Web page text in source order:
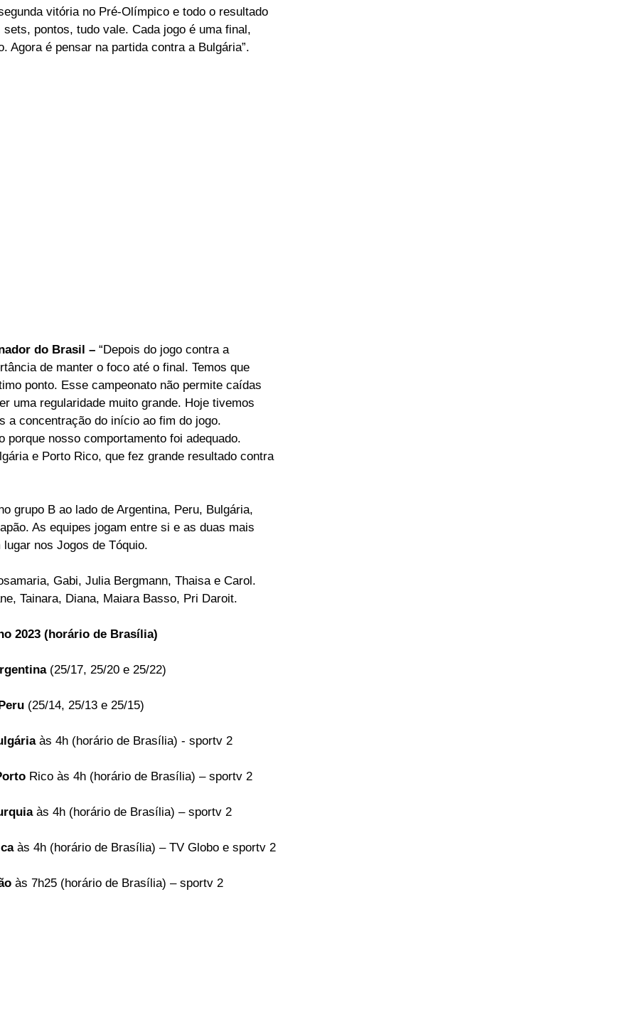
vitória no Pré-Olímpico e todo o resultado
pontos, tudo vale. Cada jogo é uma final,
Agora é pensar na partida contra a Bulgária”.
do Brasil – “Depois do jogo contra a
de manter o foco até o final. Temos que
ponto. Esse campeonato não permite caídas
uma regularidade muito grande. Hoje tivemos
a concentração do início ao fim do jogo.
porque nosso comportamento foi adequado.
e Porto Rico, que fez grande resultado contra
grupo B ao lado de Argentina, Peru, Bulgária,
As equipes jogam entre si e as duas mais
nos Jogos de Tóquio.
Gabi, Julia Bergmann, Thaisa e Carol.
Tainara, Diana, Maiara Basso, Pri Daroit.
2023 (horário de Brasília)
(25/17, 25/20 e 25/22)
(25/14, 25/13 e 25/15)
às 4h (horário de Brasília) - sportv 2
Rico às 4h (horário de Brasília) – sportv 2
às 4h (horário de Brasília) – sportv 2
às 4h (horário de Brasília) – TV Globo e sportv 2
às 7h25 (horário de Brasília) – sportv 2